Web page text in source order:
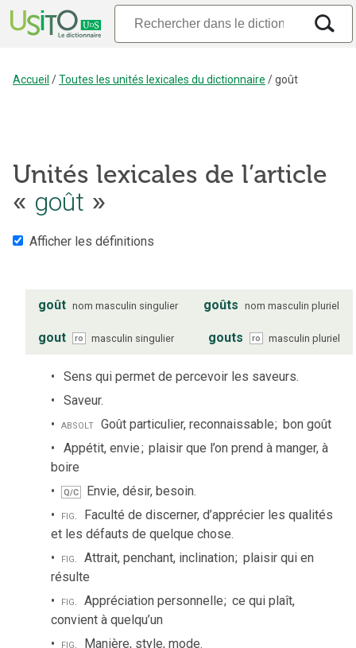
Accueil /Toutes les unités lexicales du dictionnaire /goût
Unités lexicales de l’article
« goût »
Afficher les définitions
goût nom masculin singulier goûts nom masculin pluriel
gout ro masculin singulier gouts ro masculin pluriel
Sens qui permet de percevoir les saveurs.
Saveur.
absolt Goût particulier, reconnaissable; bon goût
Appétit, envie; plaisir que l’on prend à manger, à
boire
Q/C
Envie, désir, besoin.
fig. Faculté de discerner, d’apprécier les qualités
et les défauts de quelque chose.
fig. Attrait, penchant, inclination; plaisir qui en
résulte
fig. Appréciation personnelle; ce qui plaît,
convient à quelqu’un
fig. Manière, style, mode.